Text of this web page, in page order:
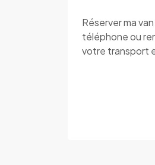
Réserver ma
téléphone ou
votre transport